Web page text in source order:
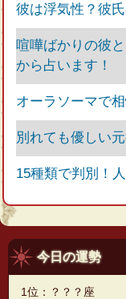
彼は浮気性？彼
喧嘩ばかりの彼
から占います！
オーラソーマで
別れても優しい
15種類で判別！
今日の運勢
1位：？？？座